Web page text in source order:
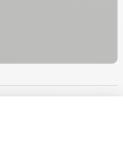
(DPE)